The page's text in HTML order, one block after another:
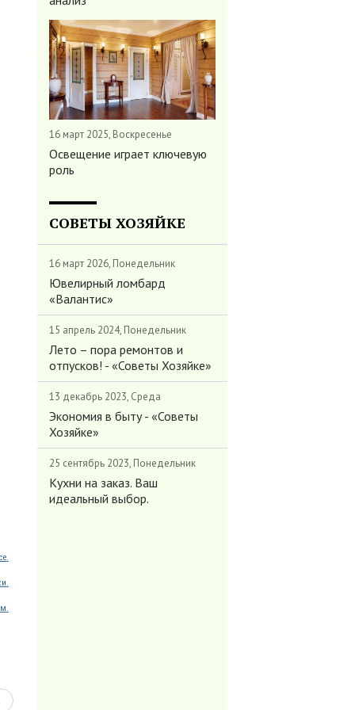
16 март 2025, Воскресенье
Освещение играет ключевую
роль
СОВЕТЫ ХОЗЯЙКЕ
16 март 2026, Понедельник
Ювелирный ломбард
«Валантис»
15 апрель 2024, Понедельник
Лето – пора ремонтов и
отпусков! - «Советы Хозяйке»
13 декабрь 2023, Среда
Экономия в быту - «Советы
Хозяйке»
25 сентябрь 2023, Понедельник
Кухни на заказ. Ваш
идеальный выбор.